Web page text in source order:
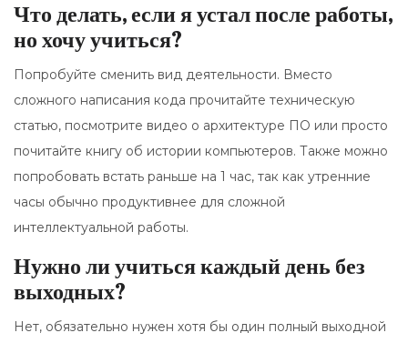
Что делать, если я устал после работы,
но хочу учиться?
Попробуйте сменить вид деятельности. Вместо
сложного написания кода прочитайте техническую
статью, посмотрите видео о архитектуре ПО или просто
почитайте книгу об истории компьютеров. Также можно
попробовать встать раньше на 1 час, так как утренние
часы обычно продуктивнее для сложной
интеллектуальной работы.
Нужно ли учиться каждый день без
выходных?
Нет, обязательно нужен хотя бы один полный выходной